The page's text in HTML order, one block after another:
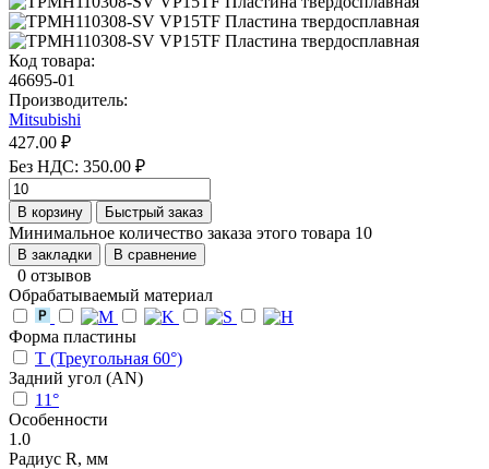
Код товара:
46695-01
Производитель:
Mitsubishi
427.00 ₽
Без НДС: 350.00 ₽
В корзину Быстрый заказ
Минимальное количество заказа этого товара 10
В закладки В сравнение
0 отзывов
Обрабатываемый материал
Форма пластины
T (Треугольная 60°)
Задний угол (AN)
11°
Особенности
1.0
Радиус R, мм